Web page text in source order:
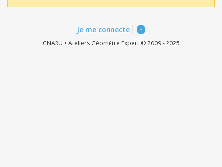
Je me connecte ↑
CNARU • Ateliers Géomètre Expert © 2009 - 2025